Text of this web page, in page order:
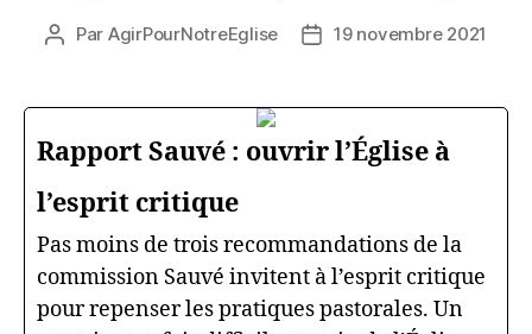
Auteur
Par AgirPourNotreEglise
Date19 novembre 2021
Rapport Sauvé : ouvrir l’Église à
l’esprit critique
Pas moins de trois recommandations de la
commission Sauvé invitent à l’esprit critique
pour repenser les pratiques pastorales. Un